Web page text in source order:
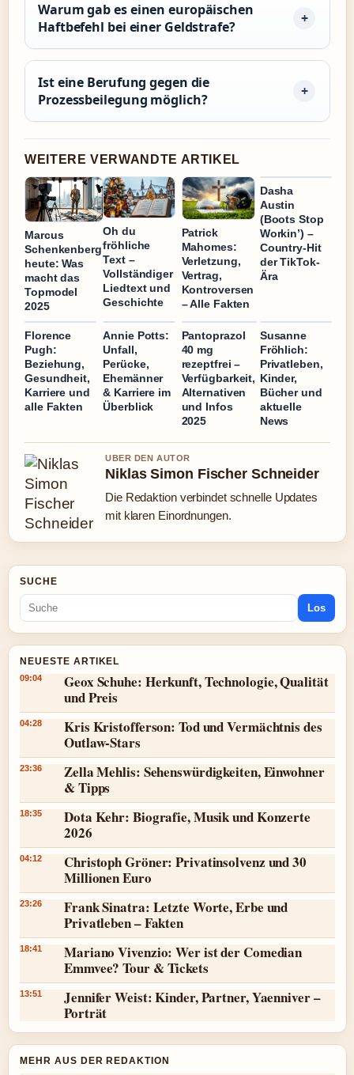
Warum gab es einen europäischen
Haftbefehl bei einer Geldstrafe?
Ist eine Berufung gegen die
Prozessbeilegung möglich?
WEITERE VERWANDTE ARTIKEL
Marcus
Schenkenberg
heute: Was
macht das
Topmodel
2025
Oh du
fröhliche
Text –
Vollständiger
Liedtext und
Geschichte
Patrick
Mahomes:
Verletzung,
Vertrag,
Kontroversen
– Alle Fakten
Dasha
Austin
(Boots Stop
Workin’) –
Country-Hit
der TikTok-
Ära
Florence
Pugh:
Beziehung,
Gesundheit,
Karriere und
alle Fakten
Annie Potts:
Unfall,
Perücke,
Ehemänner
& Karriere im
Überblick
Pantoprazol
40 mg
rezeptfrei –
Verfügbarkeit,
Alternativen
und Infos
2025
Susanne
Fröhlich:
Privatleben,
Kinder,
Bücher und
aktuelle
News
UBER DEN AUTOR
Niklas Simon Fischer Schneider
Die Redaktion verbindet schnelle Updates
mit klaren Einordnungen.
SUCHE
Los
NEUESTE ARTIKEL
09:04
Geox Schuhe: Herkunft, Technologie, Qualität
und Preis
04:28
Kris Kristofferson: Tod und Vermächtnis des
Outlaw-Stars
23:36
Zella Mehlis: Sehenswürdigkeiten, Einwohner
& Tipps
18:35
Dota Kehr: Biografie, Musik und Konzerte
2026
04:12
Christoph Gröner: Privatinsolvenz und 30
Millionen Euro
23:26
Frank Sinatra: Letzte Worte, Erbe und
Privatleben – Fakten
18:41
Mariano Vivenzio: Wer ist der Comedian
Emmvee? Tour & Tickets
13:51
Jennifer Weist: Kinder, Partner, Yaenniver –
Porträt
MEHR AUS DER REDAKTION